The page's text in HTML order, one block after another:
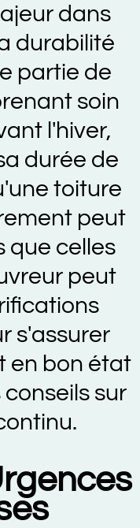
dans
durabilité
partie de
soin
l'hiver,
durée de
toiture
peut
que celles
peut
s'assurer
en bon état
sur